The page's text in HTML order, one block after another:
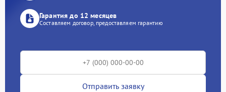
Гарантия до 12 месяцев
Составляем договор, предоставляем гарантию
Отправить заявку